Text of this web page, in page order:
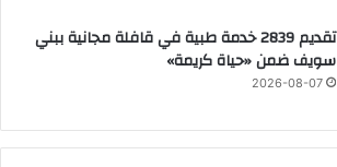
تقديم 2839 خدمة طبية في قافلة مجانية ببني
سويف ضمن «حياة كريمة»
2026-08-07